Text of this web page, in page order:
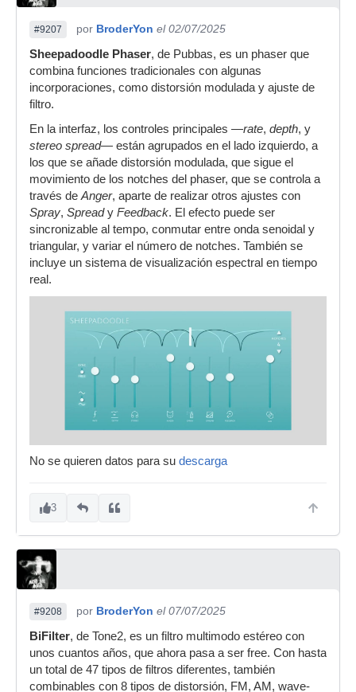
#9207 por BroderYon el 02/07/2025
Sheepadoodle Phaser, de Pubbas, es un phaser que
combina funciones tradicionales con algunas
incorporaciones, como distorsión modulada y ajuste de
filtro.
En la interfaz, los controles principales —rate, depth, y
stereo spread— están agrupados en el lado izquierdo, a
los que se añade distorsión modulada, que sigue el
movimiento de los notches del phaser, que se controla a
través deAnger, aparte de realizar otros ajustes con
Spray, Spready Feedback. El efecto puede ser
sincronizable al tempo, conmutar entre onda senoidal y
triangular, y variar el número de notches. También se
incluye un sistema de visualización espectral en tiempo
real.
No se quieren datos para su descarga
3
#9208 por BroderYon el 07/07/2025
BiFilter, de Tone2, es un filtro multimodo estéreo con
unos cuantos años, que ahora pasa a ser free. Con hasta
un total de 47 tipos de filtros diferentes, también
combinables con 8 tipos de distorsión, FM, AM, wave-